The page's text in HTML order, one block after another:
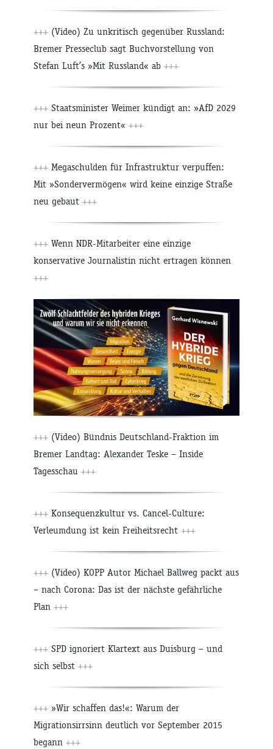
+++ (Video) Zu unkritisch gegenüber Russland:
Bremer Presseclub sagt Buchvorstellung von
Stefan Luft’s »Mit Russland« ab +++
+++ Staatsminister Weimer kündigt an: »AfD 2029
nur bei neun Prozent« +++
+++ Megaschulden für Infrastruktur verpuffen:
Mit »Sondervermögen« wird keine einzige Straße
neu gebaut +++
+++ Wenn NDR-Mitarbeiter eine einzige
konservative Journalistin nicht ertragen können
+++
+++ (Video) Bündnis Deutschland-Fraktion im
Bremer Landtag: Alexander Teske – Inside
Tagesschau +++
+++ Konsequenzkultur vs. Cancel-Culture:
Verleumdung ist kein Freiheitsrecht +++
+++ (Video) KOPP Autor Michael Ballweg packt aus
– nach Corona: Das ist der nächste gefährliche
Plan +++
+++ SPD ignoriert Klartext aus Duisburg – und
sich selbst +++
+++ »Wir schaffen das!«: Warum der
Migrationsirrsinn deutlich vor September 2015
begann +++